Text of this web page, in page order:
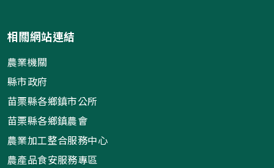
相關網站連結
農業機關
縣市政府
苗栗縣各鄉鎮市公所
苗栗縣各鄉鎮農會
農業加工整合服務中心
農產品食安服務專區